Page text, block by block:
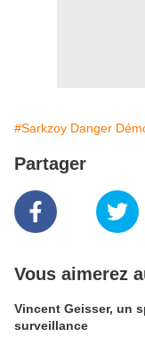
#Sarkzoy Danger
Partager
Vous aimerez
Vincent Geisser, un
surveillance